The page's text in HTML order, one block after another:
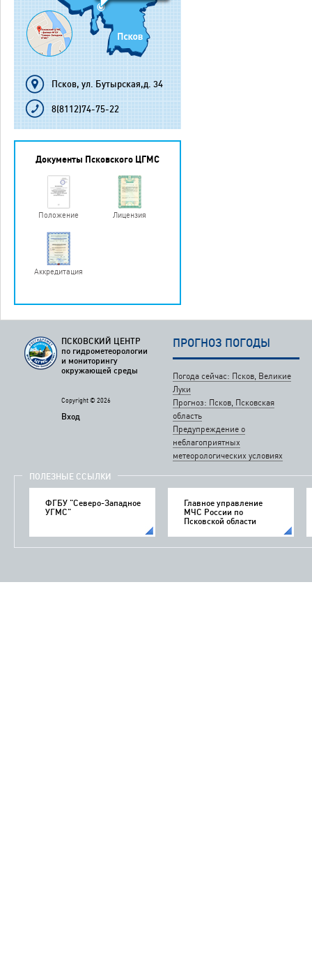
Псков, ул. Бутырская,д. 34
8(8112)74-75-22
Документы Псковского ЦГМС
Положение Лицензия
Аккредитация
ПСКОВСКИЙ ЦЕНТР
по гидрометеорологии
и мониторингу
окружающей среды
Copyright © 2026
Вход
ПРОГНОЗ ПОГОДЫ
Погода сейчас: Псков, Великие
Луки
Прогноз: Псков, Псковская
область
Предупреждение о
неблагоприятных
метеорологических условиях
ПОЛЕЗНЫЕ ССЫЛКИ
ФГБУ "Северо-Западное
УГМС"
Главное управление
МЧС России по
Псковской области